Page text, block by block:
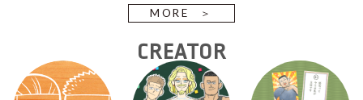
MORE
CREATOR